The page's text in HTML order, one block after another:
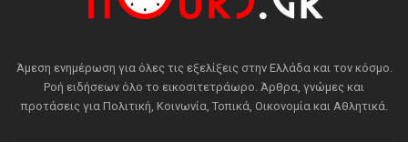
Άμεση ενημέρωση για όλες τις εξελίξεις στην Ελλάδα και τον κόσμο.
Ροή ειδήσεων όλο το εικοσιτετράωρο. Άρθρα, γνώμες και
προτάσεις για Πολιτική, Κοινωνία, Τοπικά, Οικονομία και Αθλητικά.